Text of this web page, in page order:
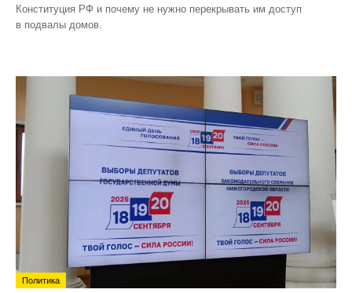
Конституция РФ и почему не нужно перекрывать им доступ
в подвалы домов.
Политика